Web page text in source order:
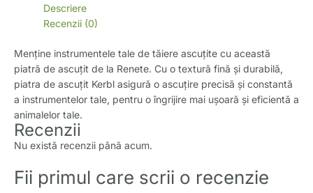
Descriere
Recenzii (0)
Menține instrumentele tale de tăiere ascuțite cu această
piatră de ascuțit de la Renete. Cu o textură fină și durabilă,
piatra de ascuțit Kerbl asigură o ascuțire precisă și constantă
a instrumentelor tale, pentru o îngrijire mai ușoară și eficientă a
animalelor tale.
Recenzii
Nu există recenzii până acum.
Fii primul care scrii o recenzie